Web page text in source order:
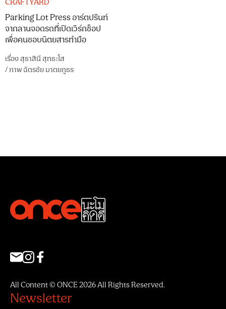
Parking Lot Press อาร์ตปรินท์
จากลานจอดรถที่เปิดเวิร์กช็อป
เพื่อคนชอบนิตยสารทำมือ
เรื่องสุธาสินี สุทธะโส
/ภาพฉัตรชัย มาตยภูธร
All Content © ONCE 2026 All Rights Reserved.
Newsletter